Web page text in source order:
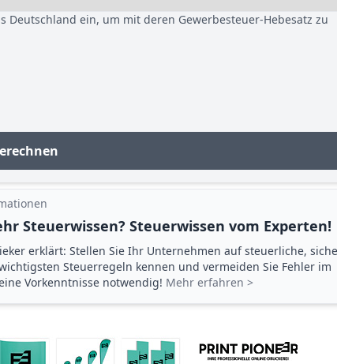
Deutschland ein, um mit deren Gewerbesteuer-Hebesatz zu
Steuerwissen? Steuerwissen vom Experten!
erklärt: Stellen Sie Ihr Unternehmen auf steuerliche,
Steuerregeln kennen und vermeiden Sie Fehler im
Vorkenntnisse notwendig! Mehr erfahren >